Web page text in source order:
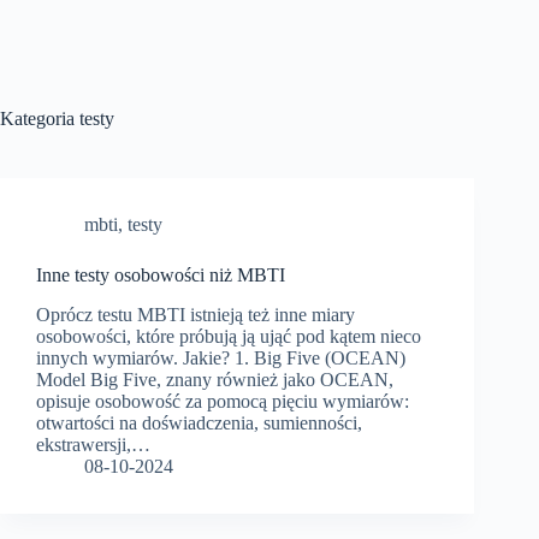
Kategoria testy
mbti, testy
Inne testy osobowości niż MBTI
Oprócz testu MBTI istnieją też inne miary
osobowości, które próbują ją ująć pod kątem nieco
innych wymiarów. Jakie? 1. Big Five (OCEAN)
Model Big Five, znany również jako OCEAN,
opisuje osobowość za pomocą pięciu wymiarów:
otwartości na doświadczenia, sumienności,
ekstrawersji,…
08-10-2024